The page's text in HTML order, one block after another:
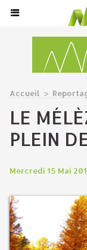
Accueil >
LE
PLEIN
Mercredi 15 Mai